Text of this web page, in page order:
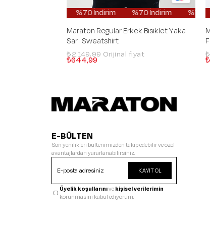
%70 İndirim %70 İndirim %70 İndirim
Maraton Regular Erkek Bisiklet Yaka
Sarı Sweatshirt
₺644,99
₺2.149,99
%70
E-BÜLTEN
Son yenilikleri bültenimizden takip edebilir ve özel
avantajlardan yararlanabilirsiniz.
KAYIT OL
Üyelik koşullarınıvekişisel verilerimin
korunmasını kabul ediyorum.